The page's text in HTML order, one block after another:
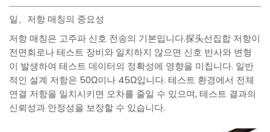
일、저항 매칭의 중요성
저항 매칭은 고주파 신호 전송의 기본입니다.探头선집합 저항이
전면회로나 테스트 장비와 일치하지 않으면 신호 반사와 변형
이 발생하여 테스트 데이터의 정확성에 영향을 미칩니다. 일반
적인 설계 저항은 50Ω이나 45Ω입니다. 테스트 환경에서 전체
연결 저항을 일치시키면 오차를 줄일 수 있으며, 테스트 결과의
신뢰성과 안정성을 보장할 수 있습니다.